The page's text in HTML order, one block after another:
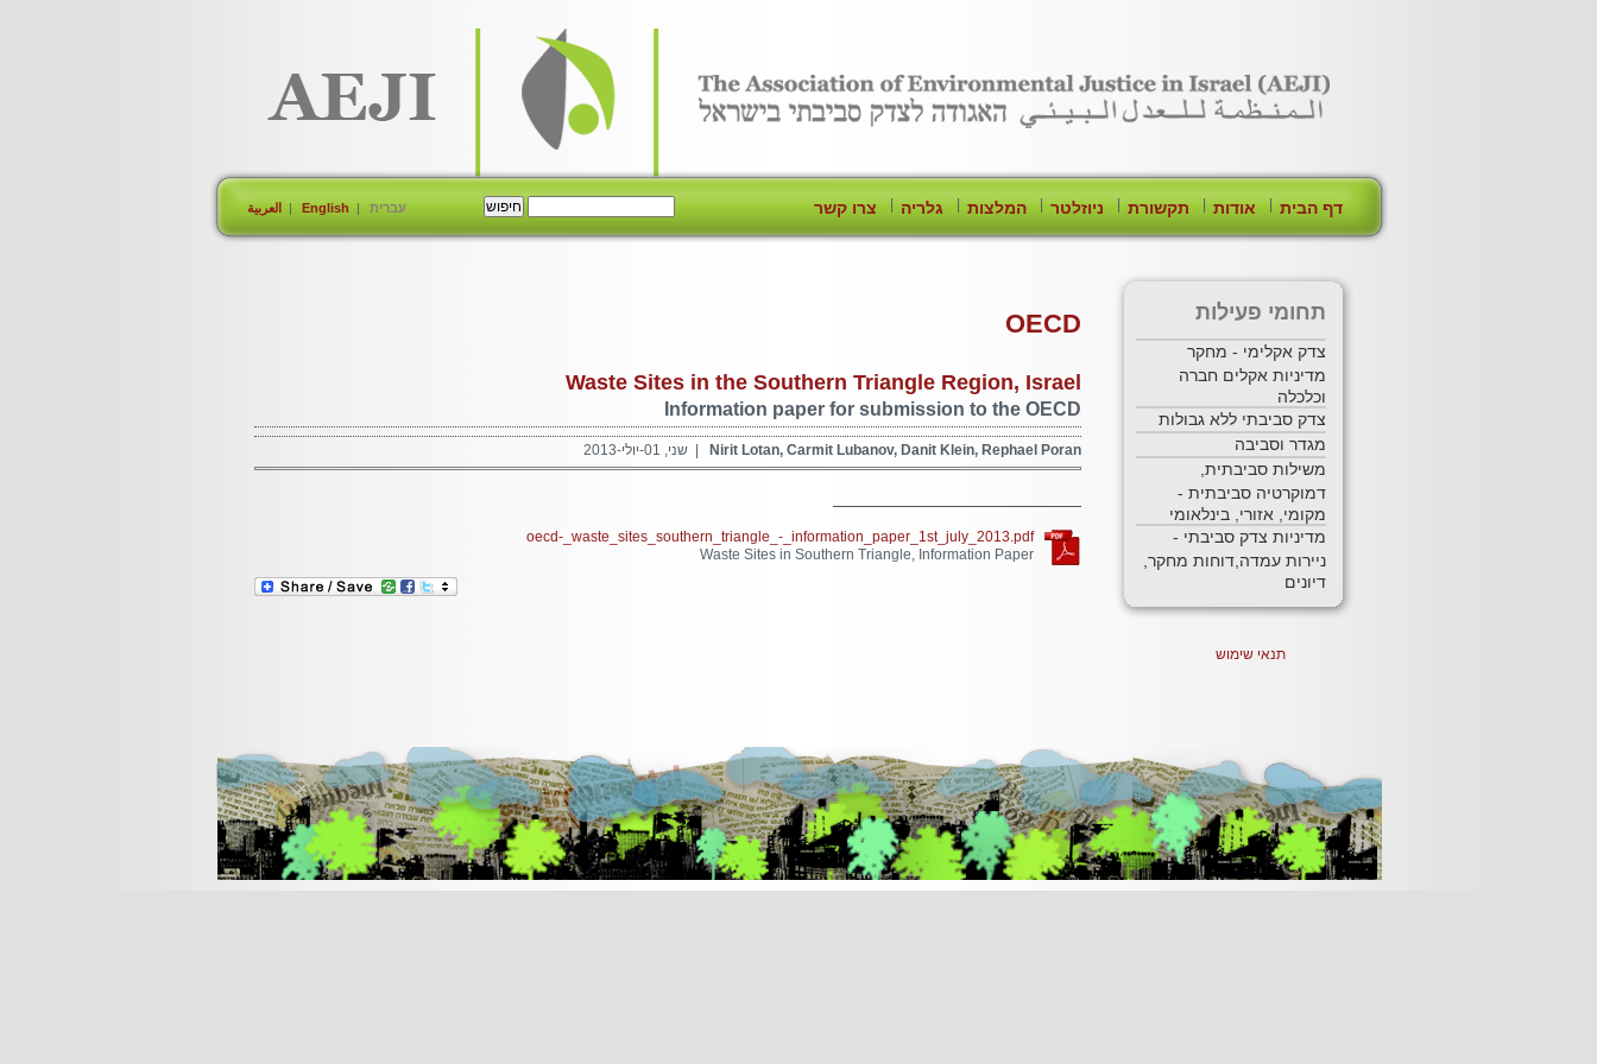
דף הבית| אודות| תקשורת| ניוזלטר| המלצות| גלריה| צרו קשר עברית English العربية
תחומי פעילות
צדק אקלימי - מחקר
מדיניות אקלים חברה
וכלכלה
צדק סביבתי ללא גבולות
מגדר וסביבה
משילות סביבתית,
דמוקרטיה סביבתית -
מקומי, אזורי, בינלאומי
מדיניות צדק סביבתי -
ניירות עמדה,דוחות מחקר,
דיונים
תנאי שימוש
OECD
Waste Sites in the Southern Triangle Region, Israel
Information paper for submission to the OECD
Nirit Lotan, Carmit Lubanov, Danit Klein, Rephael Poran | שני, 01-יולי-2013
oecd-_waste_sites_southern_triangle_-_information_paper_1st_july_2013.pdf
Waste Sites in Southern Triangle, Information Paper